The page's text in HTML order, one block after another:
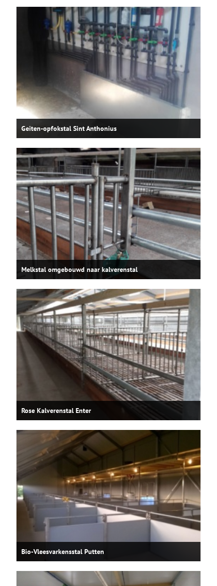
Geiten-opfokstal Sint Anthonius
Melkstal omgebouwd naar kalverenstal
Rose Kalverenstal Enter
Bio-Vleesvarkensstal Putten